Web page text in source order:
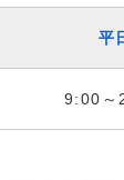
平
9:00～